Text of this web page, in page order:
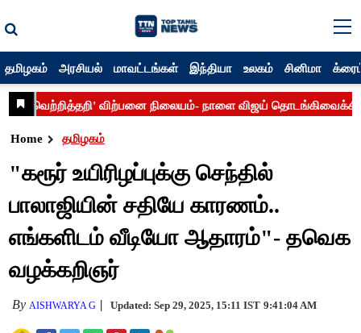
தமிழகம் அரசியல் மாவட்டங்கள் இந்தியா உலகம் சினிமா
Home தமிழகம்
"கரூர் உயிரிழப்புக்கு செந்தில்
பாலாஜியின் சதியே காரணம்..
எங்களிடம் வீடியோ ஆதாரம்"- தவெக
வழக்கறிஞர்
By AISHWARYA G Updated: Sep 29, 2025, 15:11 IST 9:41:04 AM